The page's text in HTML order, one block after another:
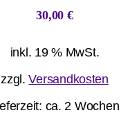
30,00 €
inkl. 19 % MwSt.
zzgl.Versandkosten
ca. 2 Wochen